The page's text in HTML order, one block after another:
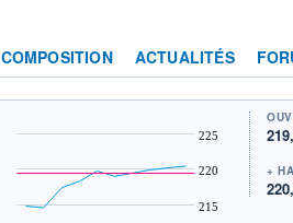
COMPOSITION ACTUALITÉS
215
220
225
+